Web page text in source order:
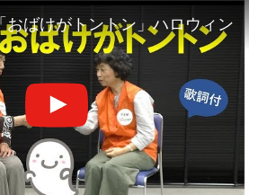
おばけがトントン」ハロウィン